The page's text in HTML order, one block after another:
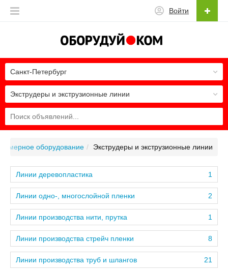
Войти
Экструдеры и экструзионные линии
Санкт-Петербург
оборудование Экструдеры и экструзионные линии
1
Линии деревопластика
2
Линии одно-, многослойной пленки
1
Линии производства нити, прутка
8
Линии производства стрейч пленки
21
Линии производства труб и шлангов